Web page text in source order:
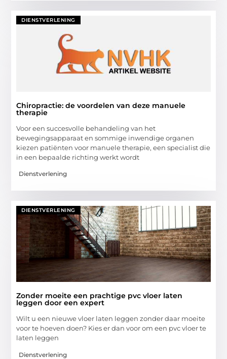
DIENSTVERLENING
Chiropractie: de voordelen van deze manuele
therapie
Voor een succesvolle behandeling van het
bewegingsapparaat en sommige inwendige organen
kiezen patiënten voor manuele therapie, een specialist die
in een bepaalde richting werkt wordt
Dienstverlening
DIENSTVERLENING
Zonder moeite een prachtige pvc vloer laten
leggen door een expert
Wilt u een nieuwe vloer laten leggen zonder daar moeite
voor te hoeven doen? Kies er dan voor om een pvc vloer te
laten leggen
Dienstverlening